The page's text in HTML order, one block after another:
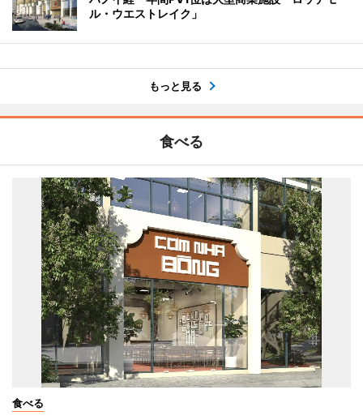
ル・ウエストレイク」
もっと見る
食べる
食べる